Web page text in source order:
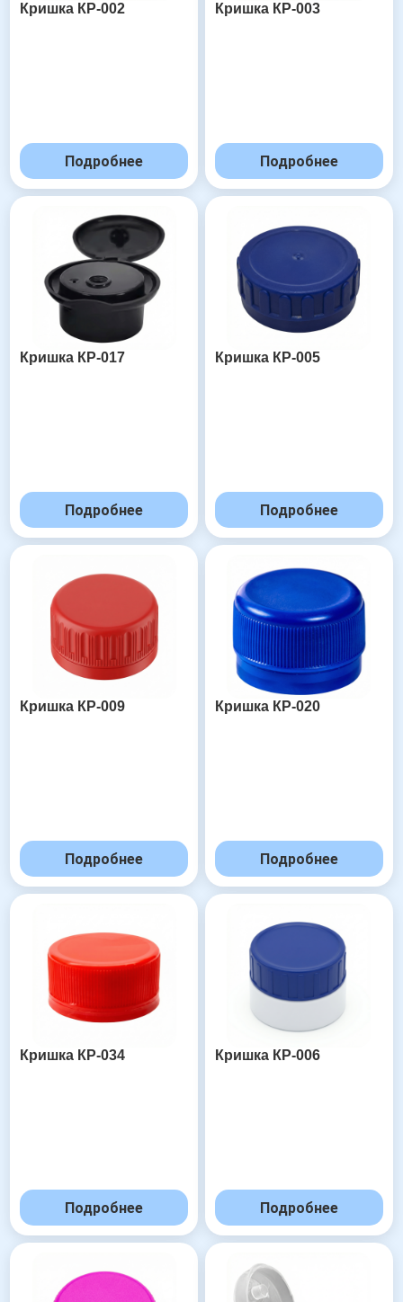
Кришка КР-002
Подробнее
Кришка КР-003
Подробнее
Кришка КР-017
Подробнее
Кришка КР-005
Подробнее
Кришка КР-009
Подробнее
Кришка КР-020
Подробнее
Кришка КР-034
Подробнее
Кришка КР-006
Подробнее